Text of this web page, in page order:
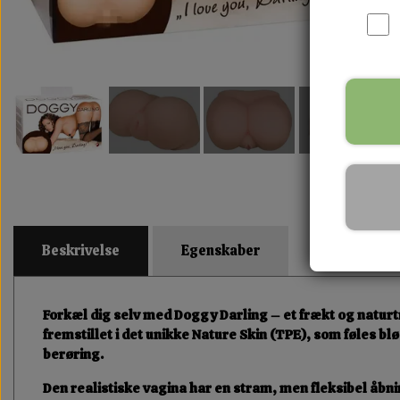
Beskrivelse Egenskaber
Forkæl dig selv medDoggy Darling– et frækt og
fremstillet i det unikkeNature Skin (TPE), som føles
berøring.
Denrealistiske vaginahar en stram, men fleksibel